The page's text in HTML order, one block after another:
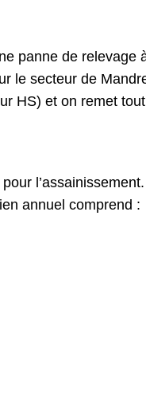
panne de relevage
le secteur de
HS) et on remet
l’assainissement.
annuel comprend :